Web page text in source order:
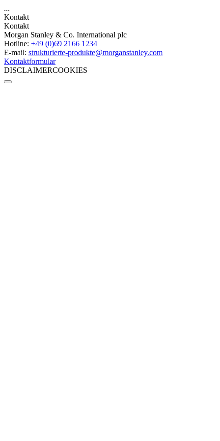
...
Kontakt
Kontakt
Morgan Stanley & Co. International plc
Hotline: +49 (0)69 2166 1234
E-mail: strukturierte-produkte­@morganstanley.com
Kontaktformular
DISCLAIMERCOOKIES